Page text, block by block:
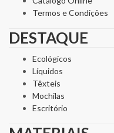
Termos e Condições
DESTAQUE
Ecológicos
Líquidos
Têxteis
Mochilas
Escritório